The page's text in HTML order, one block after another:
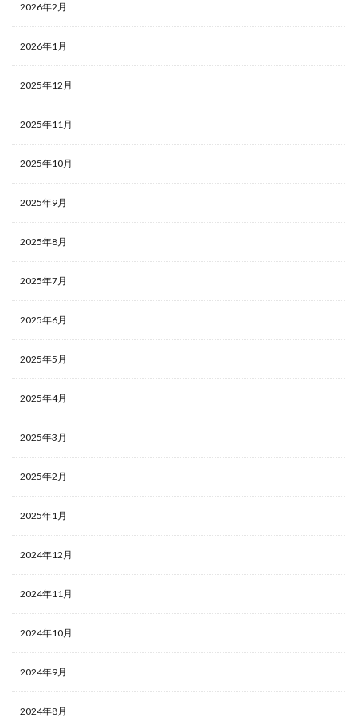
2026年2月
2026年1月
2025年12月
2025年11月
2025年10月
2025年9月
2025年8月
2025年7月
2025年6月
2025年5月
2025年4月
2025年3月
2025年2月
2025年1月
2024年12月
2024年11月
2024年10月
2024年9月
2024年8月